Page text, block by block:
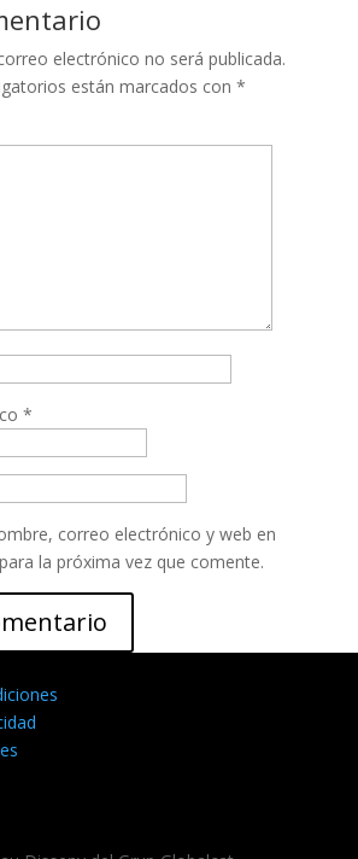
electrónico no será publicada.
están marcados con *
*
correo electrónico y web en
la próxima vez que comente.